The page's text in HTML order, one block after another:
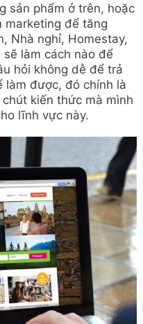
sản phẩm ở trên, hoặc
marketing để tăng
Nhà nghỉ, Homestay,
làm cách nào để
hỏi không dễ để trả
làm được, đó chính là
kiến thức mà mình
lĩnh vực này.